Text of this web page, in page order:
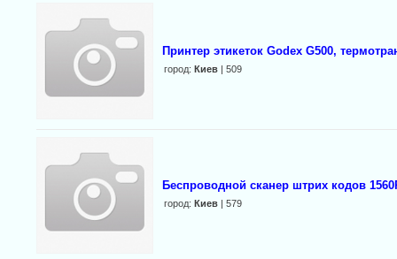
Принтер этикеток Godex G500,
город: Киев| 509
Беспроводной сканер штрих кодов
город: Киев| 579